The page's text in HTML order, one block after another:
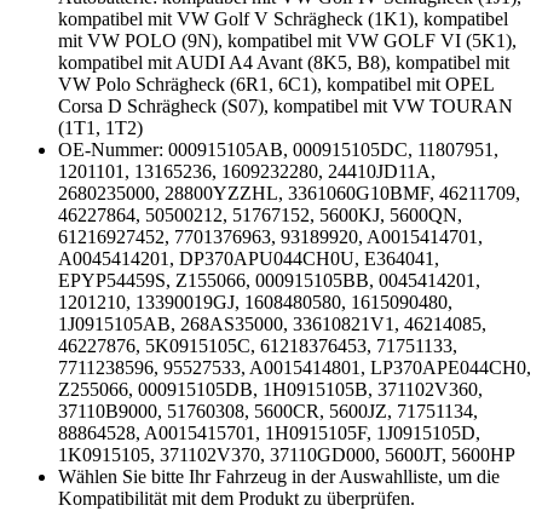
kompatibel mit VW Golf V Schrägheck (1K1), kompatibel
mit VW POLO (9N), kompatibel mit VW GOLF VI (5K1),
kompatibel mit AUDI A4 Avant (8K5, B8), kompatibel mit
VW Polo Schrägheck (6R1, 6C1), kompatibel mit OPEL
Corsa D Schrägheck (S07), kompatibel mit VW TOURAN
(1T1, 1T2)
OE-Nummer: 000915105AB, 000915105DC, 11807951,
1201101, 13165236, 1609232280, 24410JD11A,
2680235000, 28800YZZHL, 3361060G10BMF, 46211709,
46227864, 50500212, 51767152, 5600KJ, 5600QN,
61216927452, 7701376963, 93189920, A0015414701,
A0045414201, DP370APU044CH0U, E364041,
EPYP54459S, Z155066, 000915105BB, 0045414201,
1201210, 13390019GJ, 1608480580, 1615090480,
1J0915105AB, 268AS35000, 33610821V1, 46214085,
46227876, 5K0915105C, 61218376453, 71751133,
7711238596, 95527533, A0015414801, LP370APE044CH0,
Z255066, 000915105DB, 1H0915105B, 371102V360,
37110B9000, 51760308, 5600CR, 5600JZ, 71751134,
88864528, A0015415701, 1H0915105F, 1J0915105D,
1K0915105, 371102V370, 37110GD000, 5600JT, 5600HP
Wählen Sie bitte Ihr Fahrzeug in der Auswahlliste, um die
Kompatibilität mit dem Produkt zu überprüfen.